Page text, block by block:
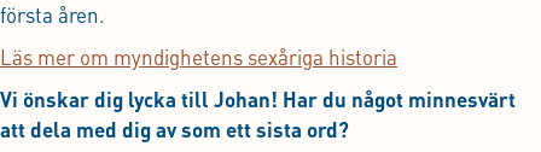
första åren.
Läs mer om myndighetens sexåriga historia
Vi önskar dig lycka till Johan! Har du något minnesvärt
att dela med dig av som ett sista ord?